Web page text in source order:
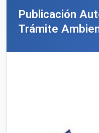
Publicación
Trámite